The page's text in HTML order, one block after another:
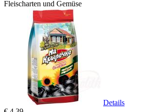
Fleischarten und Gemüse
Details